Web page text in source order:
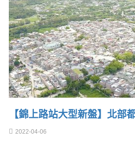
【錦上路站大型新盤】北部
2022-04-06